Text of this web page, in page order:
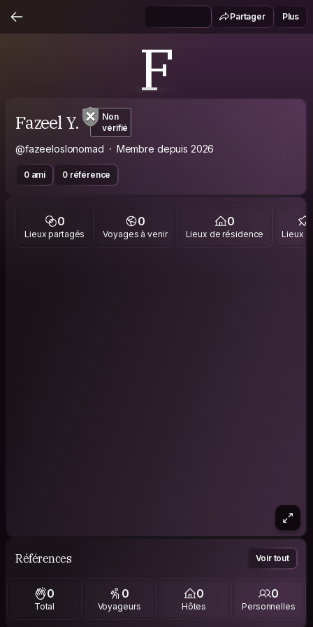
Partager Plus
F
Fazeel Y.
Non
vérifié
@fazeeloslonomad Membre depuis 2026
0 ami 0 référence
0
Lieux partagés
0
Voyages à venir
0
Lieux de résidence Lieux
Références Voir tout
0
Total
0
Voyageurs
0
Hôtes
0
Personnelles